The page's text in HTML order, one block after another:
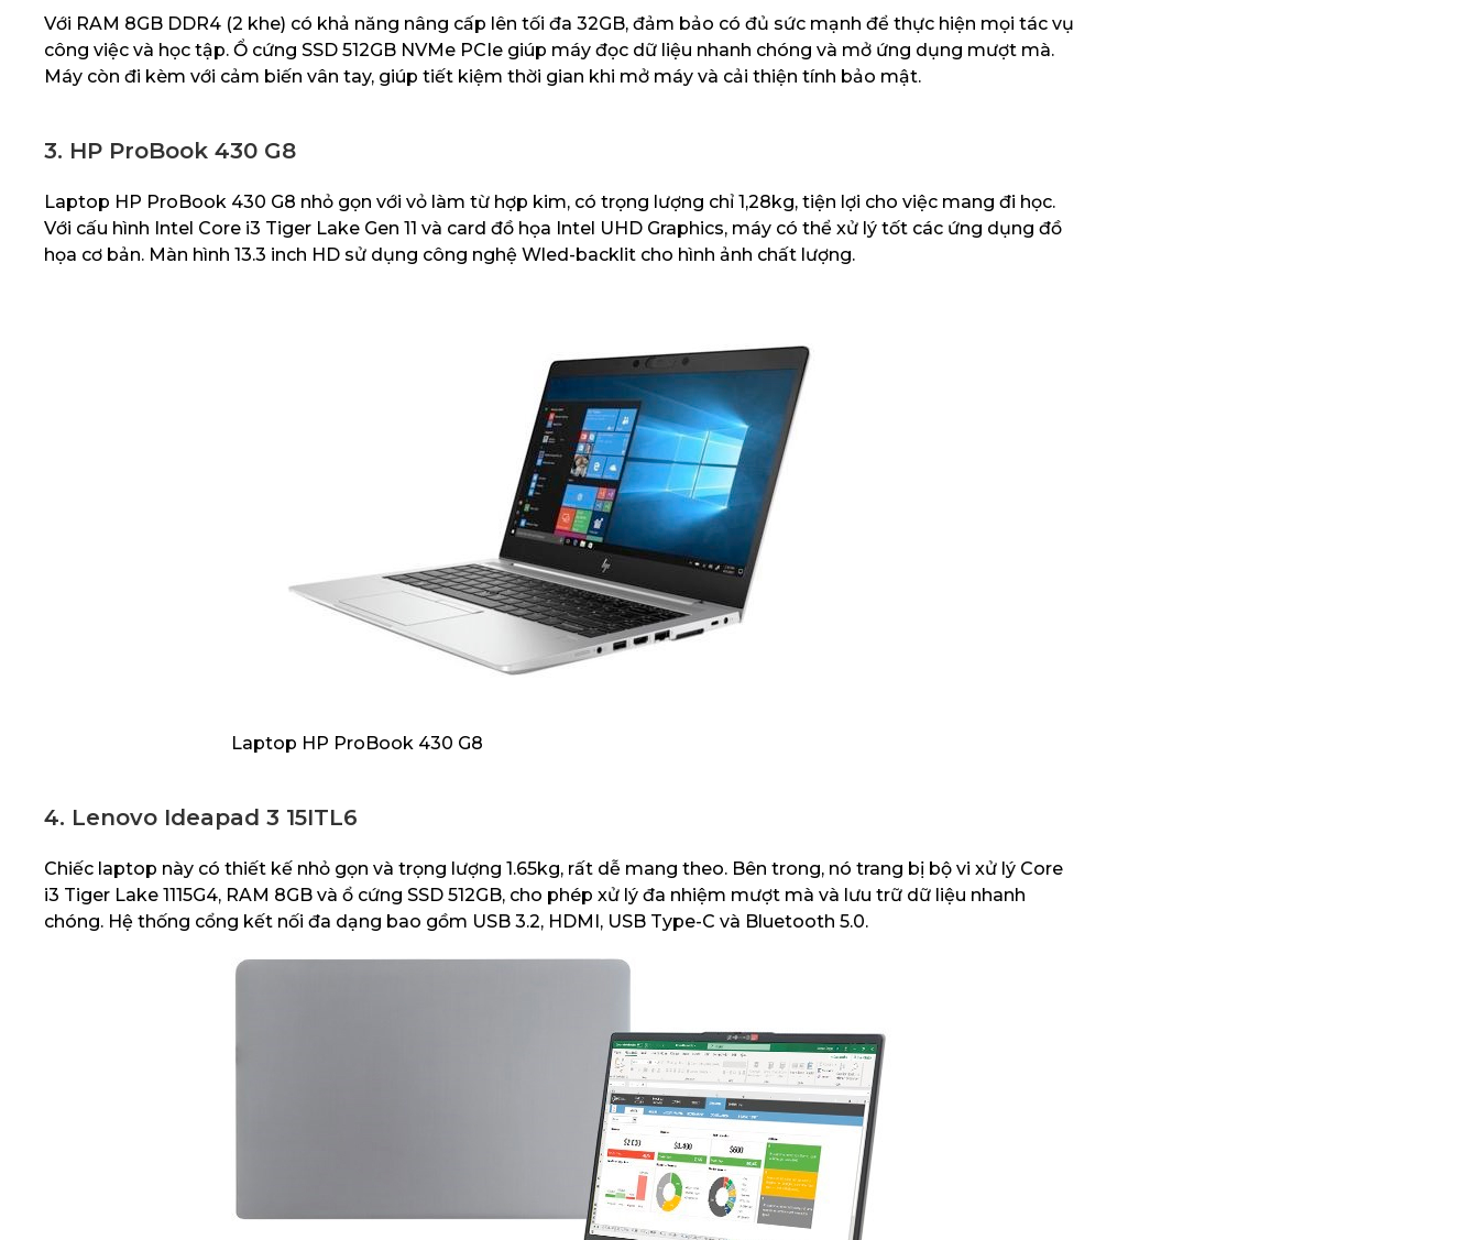
Với RAM 8GB DDR4 (2 khe) có khả năng nâng cấp lên tối đa 32GB, đảm bảo có đủ sức mạnh để thực hiện mọi tác vụ
công việc và học tập. Ổ cứng SSD 512GB NVMe PCIe giúp máy đọc dữ liệu nhanh chóng và mở ứng dụng mượt mà.
Máy còn đi kèm với cảm biến vân tay, giúp tiết kiệm thời gian khi mở máy và cải thiện tính bảo mật.
3. HP ProBook 430 G8
Laptop HP ProBook 430 G8 nhỏ gọn với vỏ làm từ hợp kim, có trọng lượng chỉ 1,28kg, tiện lợi cho việc mang đi học.
Với cấu hình Intel Core i3 Tiger Lake Gen 11 và card đồ họa Intel UHD Graphics, máy có thể xử lý tốt các ứng dụng đồ
họa cơ bản. Màn hình 13.3 inch HD sử dụng công nghệ Wled-backlit cho hình ảnh chất lượng.
Laptop HP ProBook 430 G8
4. Lenovo Ideapad 3 15ITL6
Chiếc laptop này có thiết kế nhỏ gọn và trọng lượng 1.65kg, rất dễ mang theo. Bên trong, nó trang bị bộ vi xử lý Core
i3 Tiger Lake 1115G4, RAM 8GB và ổ cứng SSD 512GB, cho phép xử lý đa nhiệm mượt mà và lưu trữ dữ liệu nhanh
chóng. Hệ thống cổng kết nối đa dạng bao gồm USB 3.2, HDMI, USB Type-C và Bluetooth 5.0.